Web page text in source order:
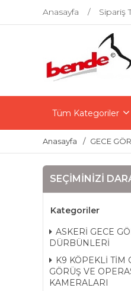
Anasayfa Sipariş
Tüm Kategoriler
Anasayfa GECE
SEÇIMINIZI
Kategoriler
ASKERİ GECE
DÜRBÜNLERİ
K9 KÖPEKLİ TİM
GÖRÜŞ VE
KAMERALARI